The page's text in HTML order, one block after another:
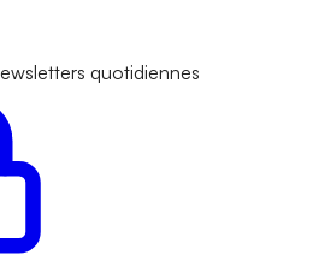
quotidiennes